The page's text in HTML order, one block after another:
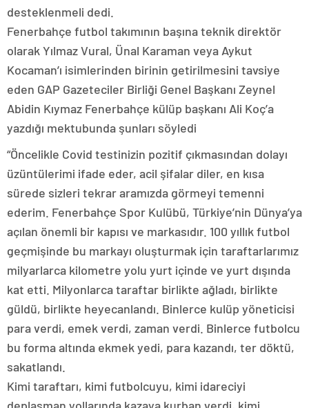
desteklenmeli dedi.
Fenerbahçe futbol takımının başına teknik direktör
olarak Yılmaz Vural, Ünal Karaman veya Aykut
Kocaman’ı isimlerinden birinin getirilmesini tavsiye
eden GAP Gazeteciler Birliği Genel Başkanı Zeynel
Abidin Kıymaz Fenerbahçe külüp başkanı Ali Koç’a
yazdığı mektubunda şunları söyledi
“Öncelikle Covid testinizin pozitif çıkmasından dolayı
üzüntülerimi ifade eder, acil şifalar diler, en kısa
sürede sizleri tekrar aramızda görmeyi temenni
ederim. Fenerbahçe Spor Kulübü, Türkiye’nin Dünya’ya
açılan önemli bir kapısı ve markasıdır. 100 yıllık futbol
geçmişinde bu markayı oluşturmak için taraftarlarımız
milyarlarca kilometre yolu yurt içinde ve yurt dışında
kat etti. Milyonlarca taraftar birlikte ağladı, birlikte
güldü, birlikte heyecanlandı. Binlerce kulüp yöneticisi
para verdi, emek verdi, zaman verdi. Binlerce futbolcu
bu forma altında ekmek yedi, para kazandı, ter döktü,
sakatlandı.
Kimi taraftarı, kimi futbolcuyu, kimi idareciyi
deplasman yollarında kazaya kurban verdi, kimi